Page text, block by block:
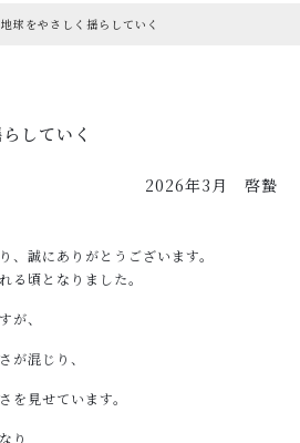
いて
球をやさしく揺らしていく
していく
2026年3月 啓蟄
、誠にありがとうございます。
る頃となりました。
が、
が混じり、
を見せています。
り